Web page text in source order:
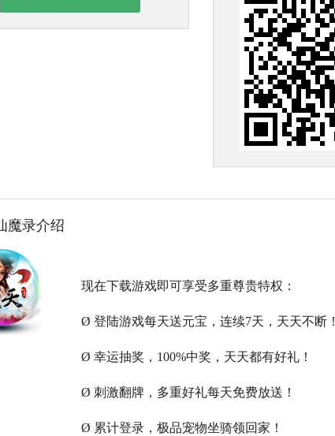
魔录介绍
现在下载游戏即可享受多重尊贵特权：
Ø 登陆游戏每天送元宝，连续7天，天天不断！
Ø 幸运抽奖，100%中奖，天天都有好礼！
Ø 刺激翻牌，多重好礼每天免费放送！
Ø 累计登录，极品宠物坐骑领回家！